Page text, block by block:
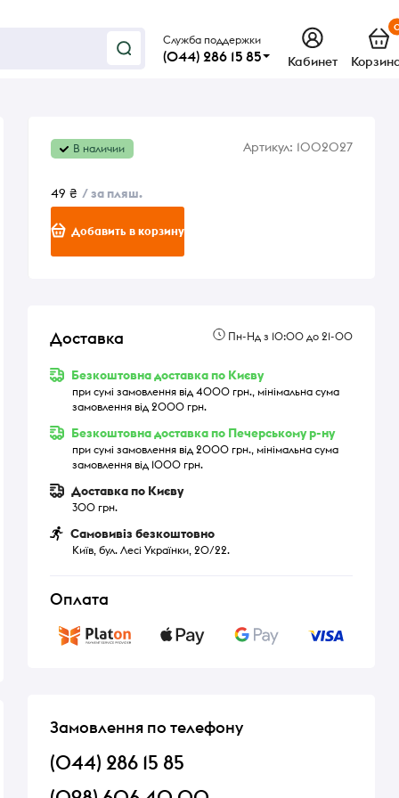
Служба поддержки
(044) 286 15 85 Кабинет
В наличии Артикул: 1002027
49 ₴ / за пляш.
Добавить в корзину
Доставка Пн-Нд з 10:00 до 21-00
Безкоштовна доставка по Києву
при сумі замовлення від 4000 грн., мінімальна сума
замовлення від 2000 грн.
Безкоштовна доставка по Печерському р-ну
при сумі замовлення від 2000 грн., мінімальна сума
замовлення від 1000 грн.
Доставка по Києву
300 грн.
Самовивіз безкоштовно
Київ, бул. Лесі Українки, 20/22.
Оплата
Замовлення по телефону
(044) 286 15 85